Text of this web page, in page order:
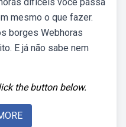
mesmo o que fazer.
borges Webhoras
E já não sabe nem
the button below.